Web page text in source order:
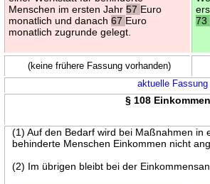
Menschen im ersten Jahr57 Euro
monatlich und danach67 Euro
monatlich zugrunde gelegt.
73
(keine frühere Fassung vorhanden)
aktuelle
§ 108
(1) Auf den Bedarf wird bei Maßnahmen in
behinderte Menschen Einkommen nicht
(2) Im übrigen bleibt bei der